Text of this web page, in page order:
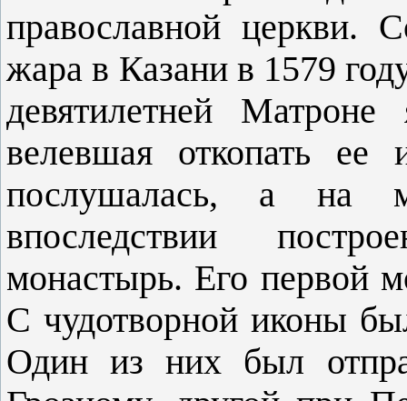
православной церк­ви.
жара в Казани в 1579
девятилет­ней
велевшая откопать ее
послу­шалась, а на
впоследствии
монастырь. Его первой
С чудотворной иконы
Один из них был